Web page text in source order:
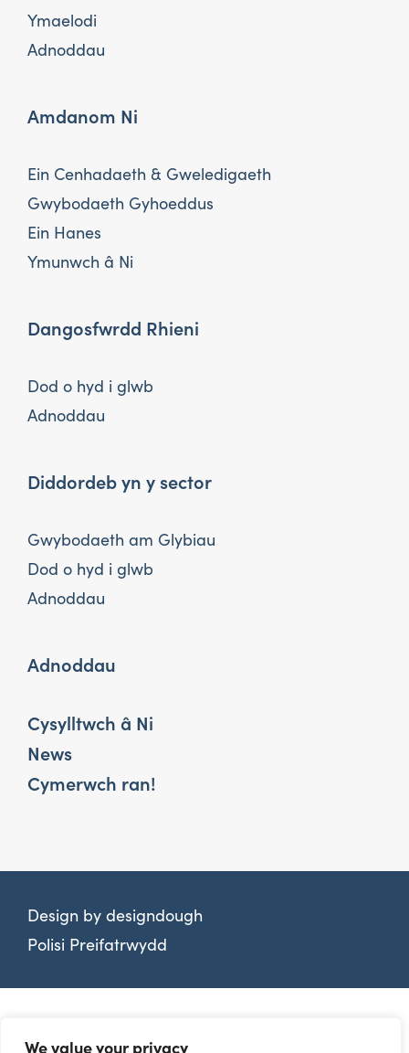
We value your privacy
Ymaelodi
Adnoddau
Amdanom Ni
Ein Cenhadaeth & Gweledigaeth
Gwybodaeth Gyhoeddus
Ein Hanes
Ymunwch â Ni
Dangosfwrdd Rhieni
Dod o hyd i glwb
Adnoddau
Diddordeb yn y sector
Gwybodaeth am Glybiau
Dod o hyd i glwb
Adnoddau
Adnoddau
Cysylltwch â Ni
News
Cymerwch ran!
Design by designdough
Polisi Preifatrwydd